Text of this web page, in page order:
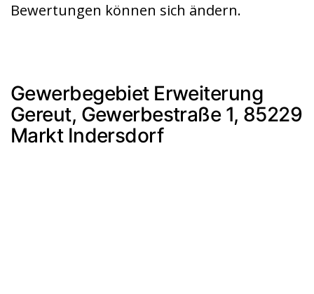
Bewertungen können sich ändern.
Gewerbegebiet Erweiterung
Gereut, Gewerbestraße 1, 85229
Markt Indersdorf